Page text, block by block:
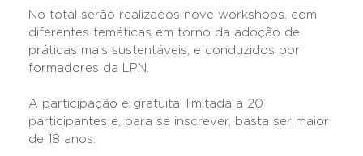
No total serão realizados nove workshops, com
diferentes temáticas em torno da adoção de
práticas mais sustentáveis, e conduzidos por
formadores da LPN.
A participação é gratuita, limitada a 20
participantes e, para se inscrever, basta ser maior
de 18 anos.